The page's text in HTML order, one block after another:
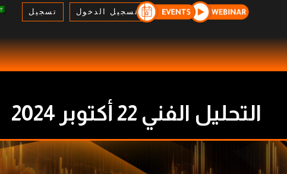
تسجيل الدخول تسجيل
التحليل الفني 22 أكتوبر 2024